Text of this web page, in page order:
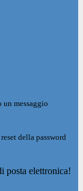
un messaggio
della password
posta elettronica!